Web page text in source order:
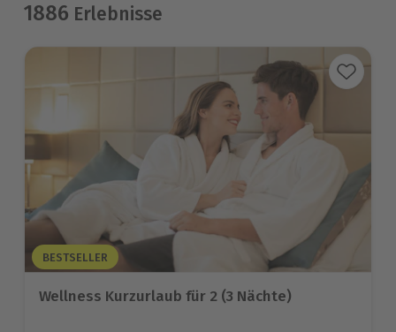
1886 Erlebnisse
BESTSELLER
Wellness Kurzurlaub für 2 (3 Nächte)